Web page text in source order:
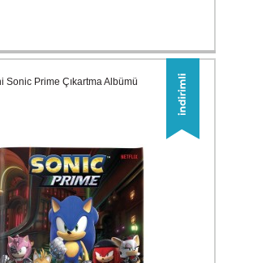
Sonic Prime Çıkartma Albümü